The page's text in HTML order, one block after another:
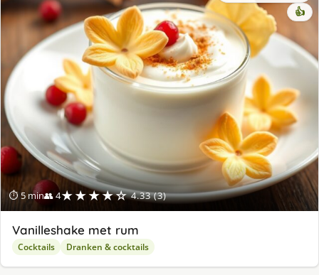
⏱ 5 min👥 4★★★★☆ 4.33 (3)
👍
Vanilleshake met rum
Cocktails Dranken & cocktails